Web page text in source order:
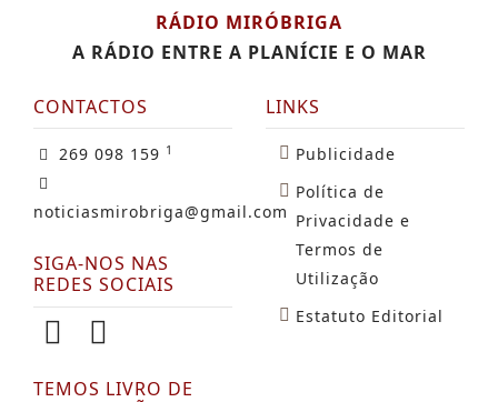
RÁDIO MIRÓBRIGA
A RÁDIO ENTRE A PLANÍCIE E O MAR
CONTACTOS
269 098 159 1
noticiasmirobriga@gmail.com
SIGA-NOS NAS
REDES SOCIAIS
TEMOS LIVRO DE
LINKS
Publicidade
Política de
Privacidade e
Termos de
Utilização
Estatuto Editorial